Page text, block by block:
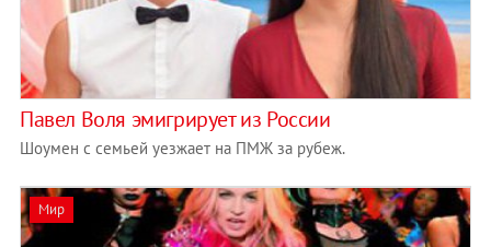
Павел Воля эмигрирует из России
Шоумен с семьей уезжает на ПМЖ за рубеж.
Мир